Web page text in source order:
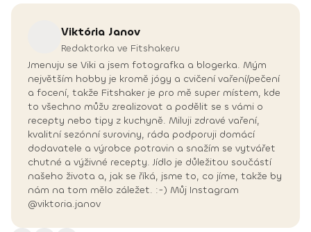
Viktória Janov
Redaktorka ve Fitshakeru
Jmenuju se Viki a jsem fotografka a blogerka. Mým
největším hobby je kromě jógy a cvičení vaření/pečení
a focení, takže Fitshaker je pro mě super místem, kde
to všechno můžu zrealizovat a podělit se s vámi o
recepty nebo tipy z kuchyně. Miluji zdravé vaření,
kvalitní sezónní suroviny, ráda podporuji domácí
dodavatele a výrobce potravin a snažím se vytvářet
chutné a výživné recepty. Jídlo je důležitou součástí
našeho života a, jak se říká, jsme to, co jíme, takže by
nám na tom mělo záležet. :-) Můj Instagram
@viktoria.janov